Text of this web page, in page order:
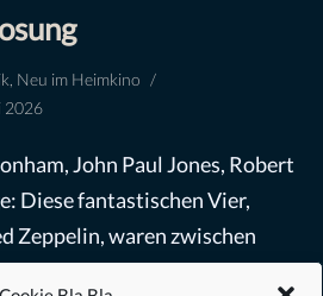
Neu im Heimkino
2026
John Paul Jones, Robert
Diese fantastischen Vier,
Zeppelin, waren zwischen
der Rockmusik,